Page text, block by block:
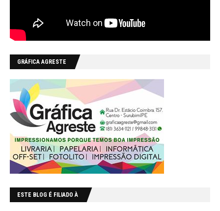
GRÁFICA AGRESTE
ESTE BLOG É FILIADO À